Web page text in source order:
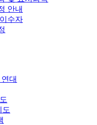
안내
수자
대
도